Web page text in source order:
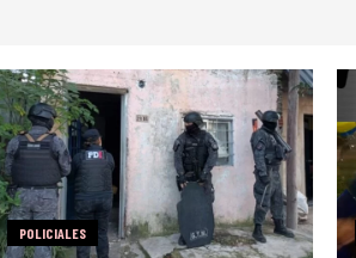
POLICIALES